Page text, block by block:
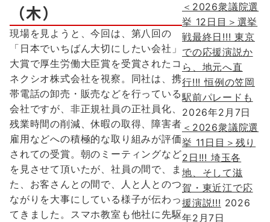
（木）
現場を見ようと、今回は、第八回の
「日本でいちばん大切にしたい会社」
大賞で厚生労働大臣賞を受賞されたコ
ネクシオ株式会社を視察。同社は、携
帯電話の卸売・販売などを行っている
会社ですが、非正規社員の正社員化、
残業時間の削減、休暇の取得、障害者
雇用などへの積極的な取り組みが評価
されての受賞。朝のミーティングなど
を見させて頂いたが、社員の間で、ま
た、お客さんとの間で、人と人とのつ
ながりを大事にしている様子が伝わっ
てきました。スマホ教室も他社に先駆
＜2026衆議院選
挙 12日目＞選挙
戦最終日!!! 東京
での応援演説か
ら、地元へ直
行!!! 恒例の笠岡
駅前パレードも
2026年2月7日
＜2026衆議院選
挙 11日目＞残り
2日!!! 埼玉各
地、そして滋
賀・東近江で応
援演説!!! 2026
年2月7日